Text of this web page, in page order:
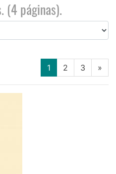
(4 páginas).
1 (current)
2 3 »